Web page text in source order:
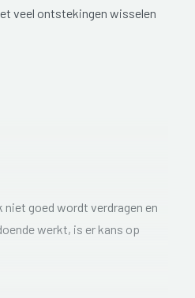
veel ontstekingen wisselen
goed wordt verdragen en
werkt, is er kans op